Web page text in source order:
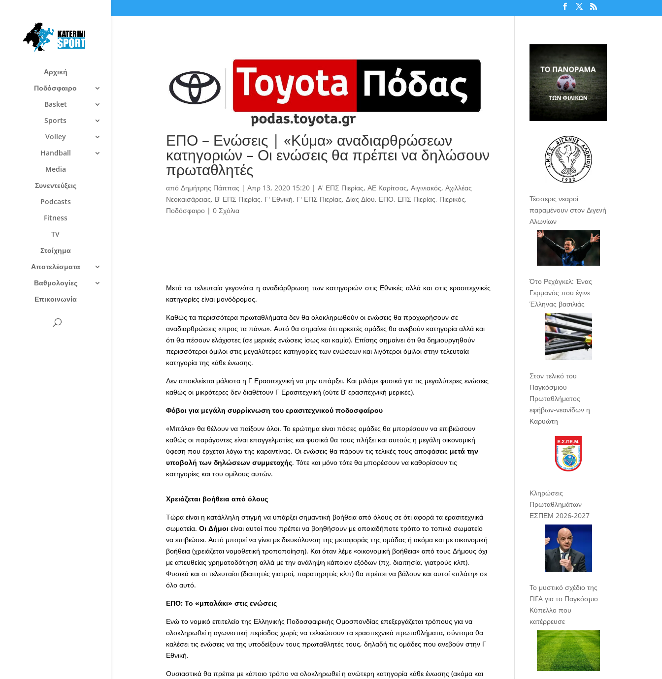
Αρχική
Ποδόσφαιρο
Basket
Sports
Volley
Handball
Media
Συνεντεύξεις
Podcasts
Fitness
TV
Στοίχημα
Αποτελέσματα
Βαθμολογίες
Επικοινωνία
ΕΠΟ – Ενώσεις | «Κύμα» αναδιαρθρώσεων
κατηγοριών – Οι ενώσεις θα πρέπει να δηλώσουν
πρωταθλητές
από Δημήτρης Πάππας | Απρ 13, 2020 15:20| Α' ΕΠΣ Πιερίας, ΑΕ Καρίτσας, Αιγινιακός, Αχιλλέας
Νεοκαισάρειας, Β' ΕΠΣ Πιερίας, Γ' Εθνική, Γ' ΕΠΣ Πιερίας, Δίας Δίου, ΕΠΟ, ΕΠΣ Πιερίας, Πιερικός,
Ποδόσφαιρο| 0 Σχόλια
Μετά τα τελευταία γεγονότα η αναδιάρθρωση των κατηγοριών στις Εθνικές αλλά και στις ερασιτεχνικές
κατηγορίες είναι μονόδρομος.
Καθώς τα περισσότερα πρωταθλήματα δεν θα ολοκληρωθούν οι ενώσεις θα προχωρήσουν σε
αναδιαρθρώσεις «προς τα πάνω». Αυτό θα σημαίνει ότι αρκετές ομάδες θα ανεβούν κατηγορία αλλά και
ότι θα πέσουν ελάχιστες (σε μερικές ενώσεις ίσως και καμία). Επίσης σημαίνει ότι θα δημιουργηθούν
περισσότεροι όμιλοι στις μεγαλύτερες κατηγορίες των ενώσεων και λιγότεροι όμιλοι στην τελευταία
κατηγορία της κάθε ένωσης.
Δεν αποκλείεται μάλιστα η Γ Ερασιτεχνική να μην υπάρξει. Και μιλάμε φυσικά για τις μεγαλύτερες ενώσεις
καθώς οι μικρότερες δεν διαθέτουν Γ Ερασιτεχνική (ούτε Β’ ερασιτεχνική μερικές).
Φόβοι για μεγάλη συρρίκνωση του ερασιτεχνικού ποδοσφαίρου
«Μπάλα» θα θέλουν να παίξουν όλοι. Το ερώτημα είναι πόσες ομάδες θα μπορέσουν να επιβιώσουν
καθώς οι παράγοντες είναι επαγγελματίες και φυσικά θα τους πλήξει και αυτούς η μεγάλη οικονομική
ύφεση που έρχεται λόγω της καραντίνας. Οι ενώσεις θα πάρουν τις τελικές τους αποφάσεις μετά την
υποβολή των δηλώσεων συμμετοχής. Τότε και μόνο τότε θα μπορέσουν να καθορίσουν τις
κατηγορίες και του ομίλους αυτών.
Χρειάζεται βοήθεια από όλους
Τώρα είναι η κατάλληλη στιγμή να υπάρξει σημαντική βοήθεια από όλους σε ότι αφορά τα ερασιτεχνικά
σωματεία. Οι Δήμοιείναι αυτοί που πρέπει να βοηθήσουν με οποιαδήποτε τρόπο το τοπικό σωματείο
να επιβιώσει. Αυτό μπορεί να γίνει με διευκόλυνση της μεταφοράς της ομάδας ή ακόμα και με οικονομική
βοήθεια (χρειάζεται νομοθετική τροποποίηση). Και όταν λέμε «οικονομική βοήθεια» από τους Δήμους όχι
με απευθείας χρηματοδότηση αλλά με την ανάληψη κάποιον εξόδων (πχ. διαιτησία, γιατρούς κλπ).
Φυσικά και οι τελευταίοι (διαιτητές γιατροί, παρατηρητές κλπ) θα πρέπει να βάλουν και αυτοί «πλάτη» σε
όλο αυτό.
ΕΠΟ: Το «μπαλάκι» στις ενώσεις
Ενώ το νομικό επιτελείο της Ελληνικής Ποδοσφαιρικής Ομοσπονδίας επεξεργάζεται τρόπους για να
ολοκληρωθεί η αγωνιστική περίοδος χωρίς να τελειώσουν τα ερασιτεχνικά πρωταθλήματα, σύντομα θα
καλέσει τις ενώσεις να της υποδείξουν τους πρωταθλητές τους, δηλαδή τις ομάδες που ανεβούν στην Γ
Εθνική.
Ουσιαστικά θα πρέπει με κάποιο τρόπο να ολοκληρωθεί η ανώτερη κατηγορία κάθε ένωσης (ακόμα και
Τέσσερις νεαροί
παραμένουν στον Διγενή
Αλωνίων
Ότο Ρεχάγκελ: Ένας
Γερμανός που έγινε
Έλληνας βασιλιάς
Στον τελικό του
Παγκόσμιου
Πρωταθλήματος
εφήβων-νεανίδων η
Καρυώτη
Κληρώσεις
Πρωταθλημάτων
ΕΣΠΕΜ 2026-2027
Το μυστικό σχέδιο της
FIFA για το Παγκόσμιο
Κύπελλο που
κατέρρευσε